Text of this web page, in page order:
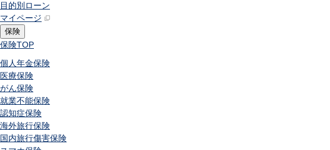
目的別ローン
マイページ
保険
保険TOP
個人年金保険
医療保険
がん保険
就業不能保険
認知症保険
海外旅行保険
国内旅行傷害保険